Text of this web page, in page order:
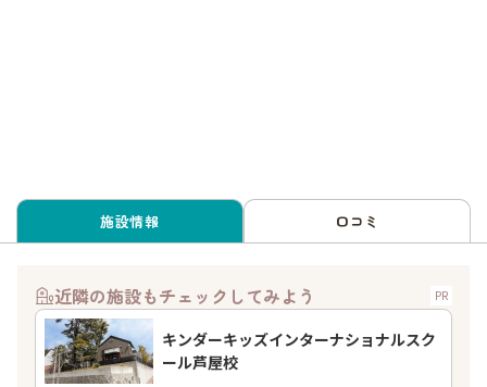
施設情報 口コミ
近隣の施設もチェックしてみよう PR
キンダーキッズインターナショナルスク
ール芦屋校